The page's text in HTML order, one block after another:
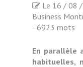
Le 16 / 08
Business
- 6923 mots
En parallèle
habituelles,